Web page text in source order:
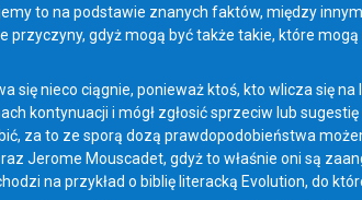
to na podstawie znanych faktów, między
przyczyny, gdyż mogą być także takie, które
się nieco ciągnie, ponieważ ktoś, kto wlicza się
kontynuacji i mógł zgłosić sprzeciw lub
za to ze sporą dozą prawdopodobieństwa
Jerome Mouscadet, gdyż to właśnie oni są
na przykład o biblię literacką Evolution, do